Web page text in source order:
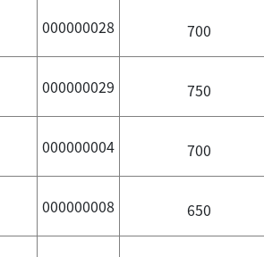
000000028 700
000000029 750
000000004 700
000000008 650